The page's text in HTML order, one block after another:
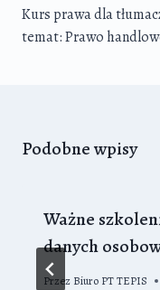
wpisu
Kurs prawa dla
temat: Prawo
Podobne wpisy
Ważne
danych
Przez Biuro PT TEPIS